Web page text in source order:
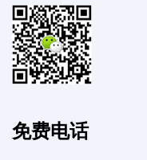
免费电话